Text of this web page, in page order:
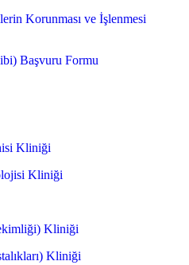
Korunması ve İşlenmesi
Başvuru Formu
Kliniği
Kliniği
Kliniği
Kliniği